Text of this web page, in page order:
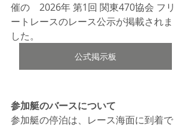
催の　2026年 ​第1回 関東470協会 フリ
ートレースのレース公示が掲載されま
した。
公式掲示板
参加艇のバースについて
参加艇の停泊は、レース海面に到着で